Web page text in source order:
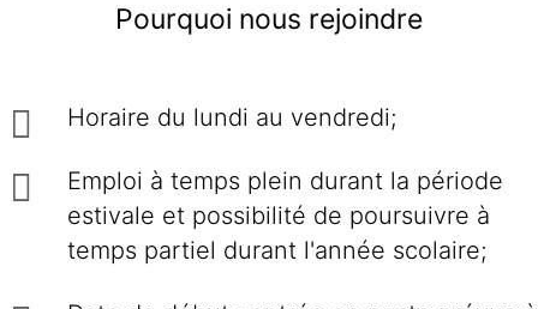
Pourquoi nous rejoindre
Horaire du lundi au vendredi;
Emploi à temps plein durant la période
estivale et possibilité de poursuivre à
temps partiel durant l'année scolaire;